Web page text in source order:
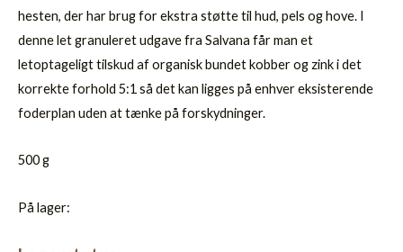
hesten, der har brug for ekstra støtte til hud, pels og hove. I
denne let granuleret udgave fra Salvana får man et
letoptageligt tilskud af organisk bundet kobber og zink i det
korrekte forhold 5:1 så det kan ligges på enhver eksisterende
foderplan uden at tænke på forskydninger.
500 g
På lager: